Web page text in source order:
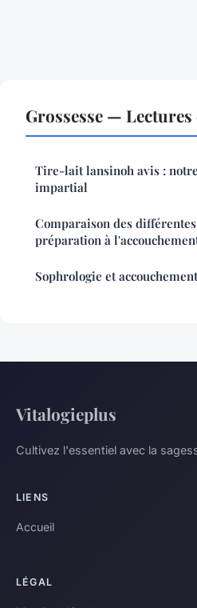
Grossesse —
Tire-lait lansinoh avis :
impartial
Comparaison des
préparation à
Sophrologie et
Vitalogieplus
Cultivez l'essentiel avec la
LIENS
Accueil
LÉGAL